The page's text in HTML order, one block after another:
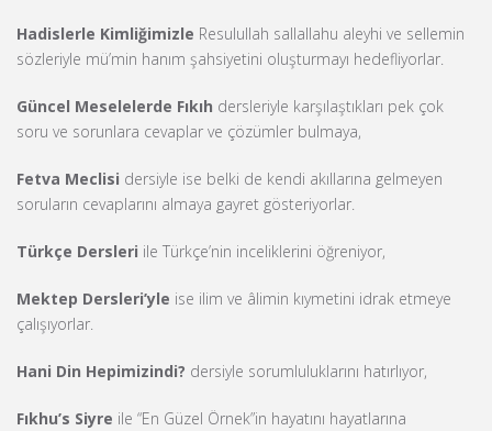
Hadislerle Kimliğimizle Resulullah sallallahu aleyhi ve sellemin
sözleriyle mü’min hanım şahsiyetini oluşturmayı hedefliyorlar.
Güncel Meselelerde Fıkıh dersleriyle karşılaştıkları pek çok
soru ve sorunlara cevaplar ve çözümler bulmaya,
Fetva Meclisi dersiyle ise belki de kendi akıllarına gelmeyen
soruların cevaplarını almaya gayret gösteriyorlar.
Türkçe Dersleri ile Türkçe’nin inceliklerini öğreniyor,
Mektep Dersleri’yle ise ilim ve âlimin kıymetini idrak etmeye
çalışıyorlar.
Hani Din Hepimizindi? dersiyle sorumluluklarını hatırlıyor,
Fıkhu’s Siyre ile “En Güzel Örnek”in hayatını hayatlarına